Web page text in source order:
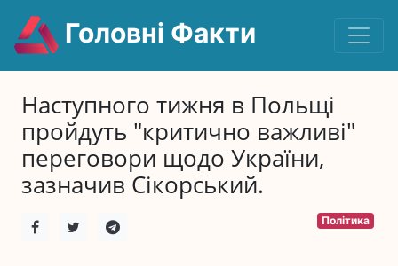
Головні Факти
Наступного тижня в Польщі
пройдуть "критично важливі"
переговори щодо України,
зазначив Сікорський.
Політика